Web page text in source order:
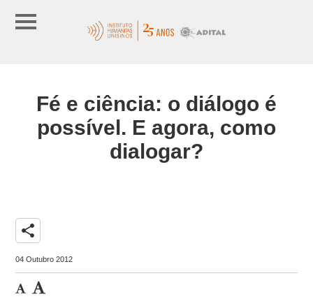
Fé e ciência: o diálogo é
possível. E agora, como
dialogar?
share
04 Outubro 2012